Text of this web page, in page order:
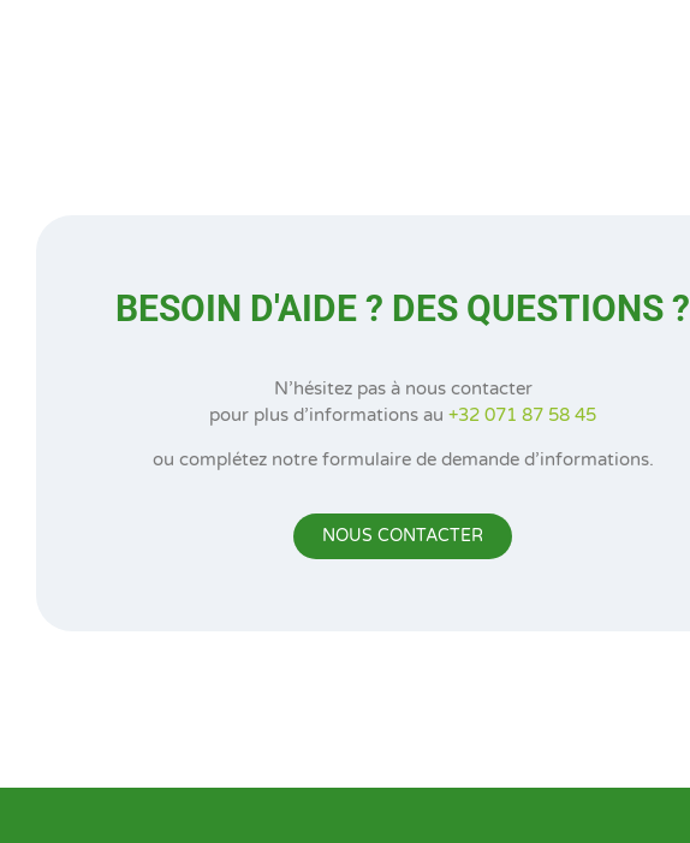
BESOIN D'AIDE ? DES QUESTIONS ?
N’hésitez pas à nous contacter
pour plus d’informations au +32 071 87 58 45
ou complétez notre formulaire de demande d’informations.
NOUS CONTACTER